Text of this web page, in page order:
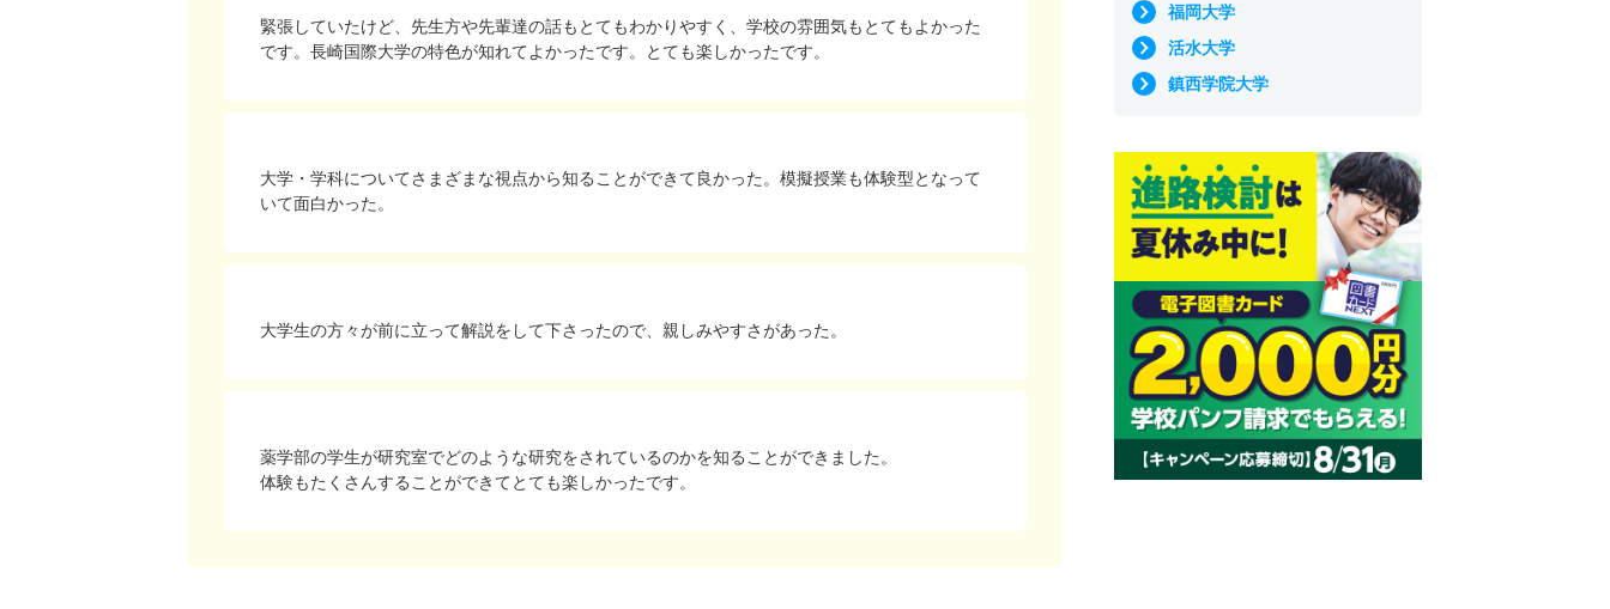
緊張していたけど、先生方や先輩達の話もとてもわかりやすく、学校の雰囲気もとてもよかった
です。長崎国際大学の特色が知れてよかったです。とても楽しかったです。
大学・学科についてさまざまな視点から知ることができて良かった。模擬授業も体験型となって
いて面白かった。
大学生の方々が前に立って解説をして下さったので、親しみやすさがあった。
薬学部の学生が研究室でどのような研究をされているのかを知ることができました。
体験もたくさんすることができてとても楽しかったです。
福岡大学
活水大学
鎮西学院大学